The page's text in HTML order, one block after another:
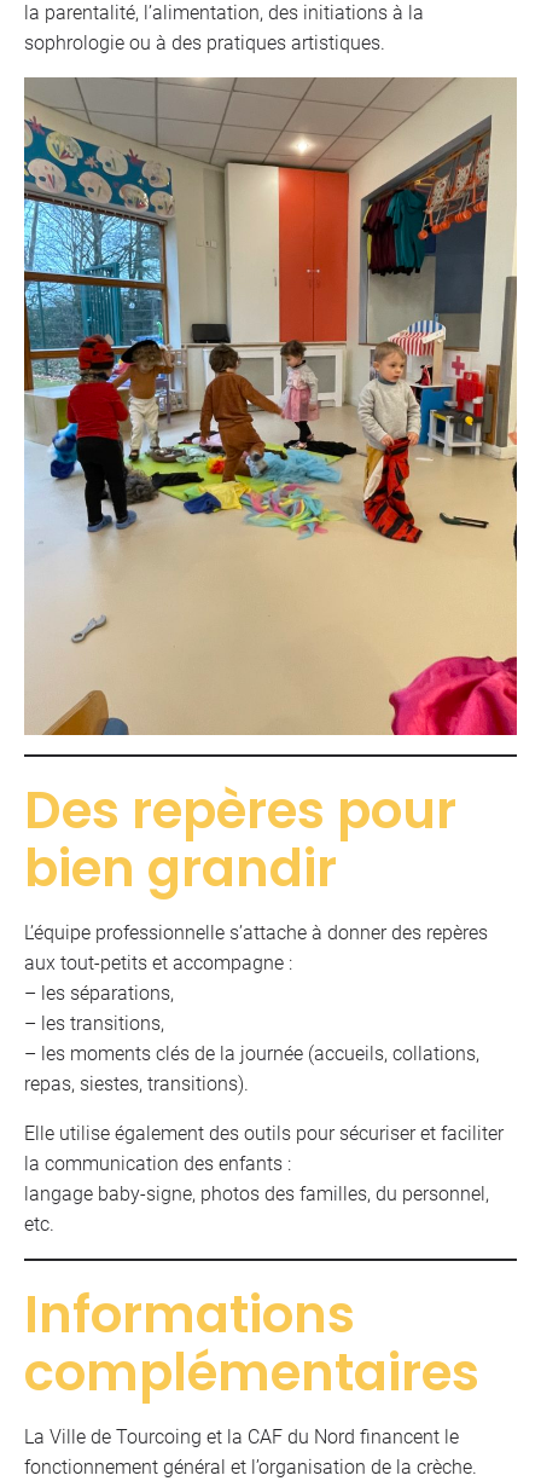
la parentalité, l’alimentation, des initiations à la
sophrologie ou à des pratiques artistiques.
Des repères pour
bien grandir
L’équipe professionnelle s’attache à donner des repères
aux tout-petits et accompagne :
– les séparations,
– les transitions,
– les moments clés de la journée (accueils, collations,
repas, siestes, transitions).
Elle utilise également des outils pour sécuriser et faciliter
la communication des enfants :
langage baby-signe, photos des familles, du personnel,
etc.
Informations
complémentaires
La Ville de Tourcoing et la CAF du Nord financent le
fonctionnement général et l’organisation de la crèche.